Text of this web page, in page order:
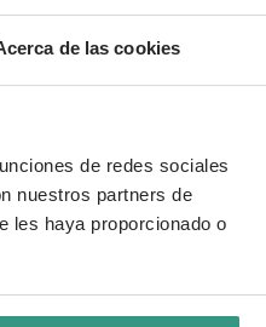
de las cookies
de redes sociales
nuestros partners de
les haya proporcionado o